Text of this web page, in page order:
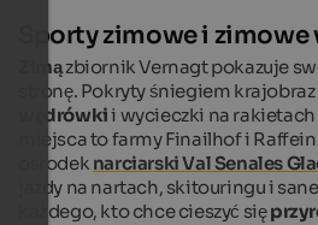
Sporty zimowe i
Zimązbiornik Vernagt pokazuje
stronę. Pokryty śniegiem
wędrówkii wycieczki na
miejsca to farmy Finailhof i
ośrodek narciarski Val Senales
jazdy na nartach, skitouringu i
każdego, kto chce cieszyć się